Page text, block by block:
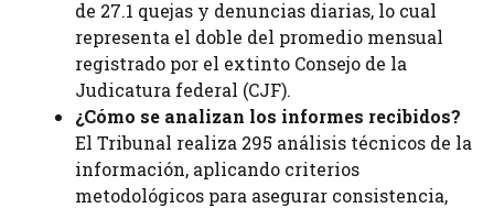
de 27.1 quejas y denuncias diarias, lo cual
representa el doble del promedio mensual
registrado por el extinto Consejo de la
Judicatura federal (CJF).
¿Cómo se analizan los informes recibidos?
El Tribunal realiza 295 análisis técnicos de la
información, aplicando criterios
metodológicos para asegurar consistencia,